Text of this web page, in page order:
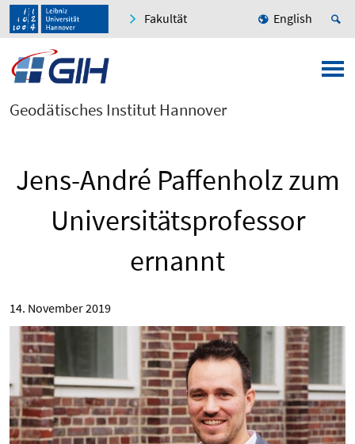
Fakultät English
Geodätisches Institut Hannover
Jens-André Paffenholz zum
Universitätsprofessor
ernannt
14. November 2019